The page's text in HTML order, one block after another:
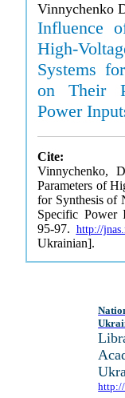
Vinnychenko
Influence
High-
Systems
on Their
Power
Cite:
Vinnychenko,
Parameters of
for Synthesis of
Specific Power
95-97. http://
Ukrainian].